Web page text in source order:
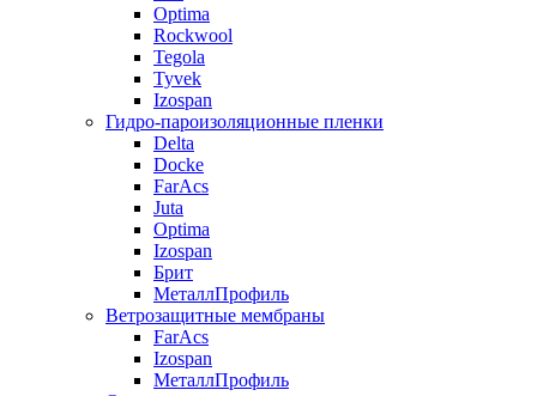
Optima
Rockwool
Tegola
Tyvek
Izospan
Гидро-пароизоляционные пленки
Delta
Docke
FarAcs
Juta
Optima
Izospan
Брит
МеталлПрофиль
Ветрозащитные мембраны
FarAcs
Izospan
МеталлПрофиль